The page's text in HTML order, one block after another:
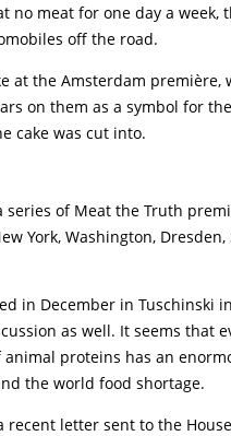
no meat for one day a
off the road.
at the Amsterdam
on them as a symbol for
cake was cut into.
series of Meat the Truth
York, Washington, Dresden,
in December in Tuschinski
as well. It seems that
proteins has an
the world food shortage.
recent letter sent to the